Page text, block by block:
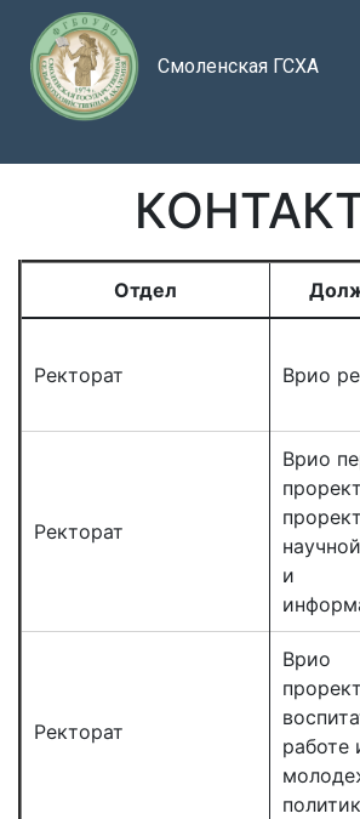
Смоленская ГСХА
Отдел
Ректорат Врио
Ректорат
Врио
и
Ректорат
Врио
работе